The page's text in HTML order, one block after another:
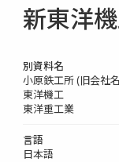
新東洋
別資料名
小原鉄工所 (旧会社
東洋機工
東洋重工業
言語
日本語